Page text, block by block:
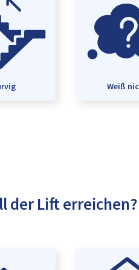
Weiß
der Lift erreichen?